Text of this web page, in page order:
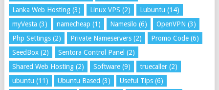
Lanka Web Hosting(3) Linux VPS (2) Lubuntu (14)
myVesta (3) namecheap (1) Namesilo (6) OpenVPN (3)
Php Settings(2) Private Nameservers(2) Promo Code(6)
SeedBox(2) Sentora Control Panel (2)
Shared Web Hosting(2) Software(9) truecaller(2)
ubuntu (11) Ubuntu Based (3) Useful Tips(6)